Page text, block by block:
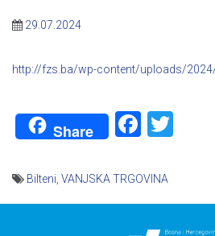
29.07.2024
http://fzs.ba/wp-content/uploads/
Share
Bilteni VANJSKA TRGOVINA